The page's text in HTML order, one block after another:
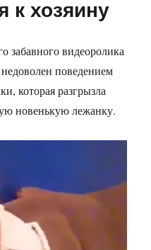
к хозяину
забавного видеоролика
поведением
которая разгрызла
новенькую лежанку.